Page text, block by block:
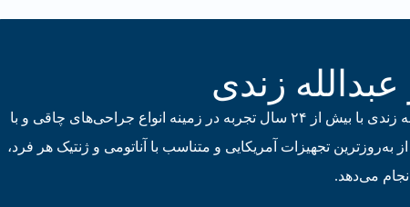
عبدالله زندی
دکتر عبدالله زندی با بیش از ۲۴ سال تجربه در زمینه انواع جراحی‌های چاقی و با
به‌روزترین تجهیزات آمریکایی و متناسب با آناتومی و ژنتیک هر فرد،
می‌دهد.